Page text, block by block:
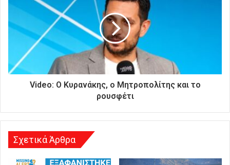
α
ε
ν
Video: Ο Κυρανάκης, ο Μητροπολίτης και το
ρουσφέτι
Σχετικά Άρθρα